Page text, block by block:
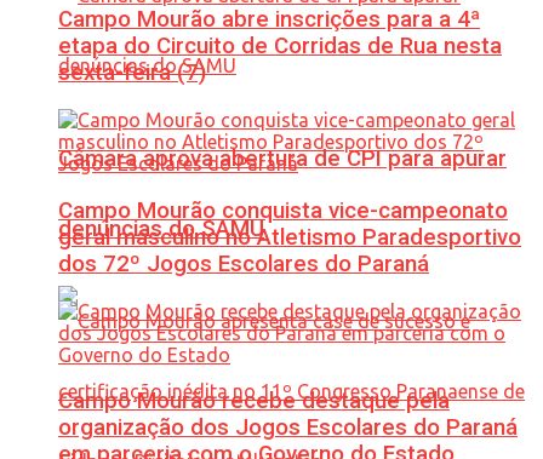
Câmara aprova abertura de CPI para apurar
denúncias do SAMU
Campo Mourão abre inscrições para a 4ª
etapa do Circuito de Corridas de Rua nesta
sexta-feira (7)
Campo Mourão conquista vice-campeonato
geral masculino no Atletismo Paradesportivo
dos 72º Jogos Escolares do Paraná
Campo Mourão recebe destaque pela
organização dos Jogos Escolares do Paraná